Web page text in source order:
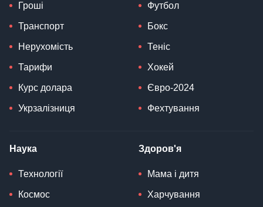
Гроші
Транспорт
Нерухомість
Тарифи
Курс долара
Укрзалізниця
Футбол
Бокс
Теніс
Хокей
Євро-2024
Фехтування
Наука
Технології
Космос
Здоров'я
Мама і дитя
Харчування